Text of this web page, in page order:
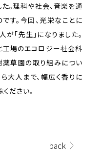
。理科や社会、音楽を通
す。今回、光栄なことに
が｢先生｣になりました。
工場のエコロジー社会科
薬草園の取り組みについ
大人まで、幅広く香りに
ださい。
back